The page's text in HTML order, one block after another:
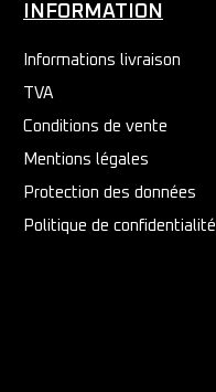
INFORMATION
Informations livraison
TVA
Conditions de vente
Mentions légales
Protection des données
Politique de confidentialité